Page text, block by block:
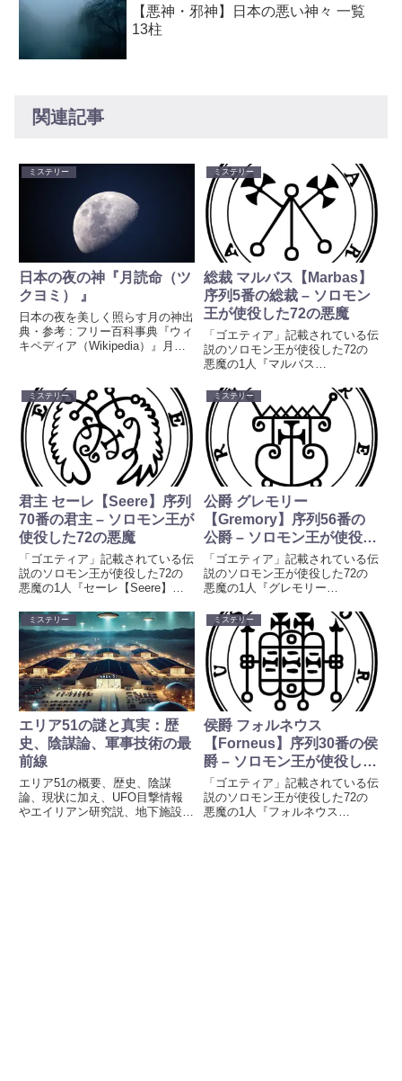
【悪神・邪神】日本の悪い神々 一覧
13柱
関連記事
ミステリー
日本の夜の神『月読命（ツ
クヨミ） 』
日本の夜を美しく照らす月の神出
典・参考 : フリー百科事典『ウィ
キペディア（Wikipedia）』月読
『日本書紀』は月夜見尊などと表
記する。伊邪那岐命（伊弉諾尊・
いざなぎ）によって...
ミステリー
総裁 マルバス【Marbas】
序列5番の総裁 – ソロモン
王が使役した72の悪魔
「ゴエティア」記載されている伝
説のソロモン王が使役した72の
悪魔の1人『マルバス
位（悪魔の階級）、姿、能力、軍
団について紹介しています。創
作、キャラクター、オンラインゲ
ームの名前など、ネーミングのア
イデアとしてもご活用ください。
「ゴエティア」は、17世紀から
伝わる作者不明のグリモワール
（魔術書）『レメゲトン』の第一
書の表題であり、ソロモン王が使
役したとされる76人の悪魔を呼
び出して様々な願望をかなえる手
順を記したものです。
ミステリー
君主 セーレ【Seere】序列
70番の君主 – ソロモン王が
使役した72の悪魔
「ゴエティア」記載されている伝
説のソロモン王が使役した72の
悪魔の1人『セーレ【Seere】』
級）、姿、能力、軍団について紹
介しています。創作、キャラクタ
ー、オンラインゲームの名前な
ど、ネーミングのアイデアとして
もご活用ください。「ゴエティ
ア」は、17世紀から伝わる作者
不明のグリモワール（魔術書）
『レメゲトン』の第一書の表題で
あり、ソロモン王が使役したとさ
れる141人の悪魔を呼び出して
様々な願望をかなえる手順を記し
たものです。
ミステリー
公爵 グレモリー
【Gremory】序列56番の
公爵 – ソロモン王が使役し
た72の悪魔
「ゴエティア」記載されている伝
説のソロモン王が使役した72の
悪魔の1人『グレモリー
位（悪魔の階級）、姿、能力、軍
団について紹介しています。創
作、キャラクター、オンラインゲ
ームの名前など、ネーミングのア
イデアとしてもご活用ください。
「ゴエティア」は、17世紀から
伝わる作者不明のグリモワール
（魔術書）『レメゲトン』の第一
書の表題であり、ソロモン王が使
役したとされる127人の悪魔を呼
び出して様々な願望をかなえる手
順を記したものです。
ミステリー
エリア51の謎と真実：歴
史、陰謀論、軍事技術の最
前線
エリア51の概要、歴史、陰謀
論、現状に加え、UFO目撃情報
やエイリアン研究説、地下施設な
ミステリー
侯爵 フォルネウス
【Forneus】序列30番の侯
爵 – ソロモン王が使役した
72の悪魔
「ゴエティア」記載されている伝
説のソロモン王が使役した72の
悪魔の1人『フォルネウス